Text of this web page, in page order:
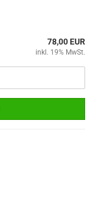
78,00 EUR
inkl. 19% MwSt.